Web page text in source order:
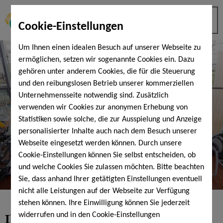
Cookie-Einstellungen
Um Ihnen einen idealen Besuch auf unserer Webseite zu
ermöglichen, setzen wir sogenannte Cookies ein. Dazu
gehören unter anderem Cookies, die für die Steuerung
und den reibungslosen Betrieb unserer kommerziellen
Unternehmensseite notwendig sind. Zusätzlich
verwenden wir Cookies zur anonymen Erhebung von
Statistiken sowie solche, die zur Ausspielung und Anzeige
personalisierter Inhalte auch nach dem Besuch unserer
Webseite eingesetzt werden können. Durch unsere
Cookie-Einstellungen können Sie selbst entscheiden, ob
und welche Cookies Sie zulassen möchten. Bitte beachten
Sie, dass anhand Ihrer getätigten Einstellungen eventuell
nicht alle Leistungen auf der Webseite zur Verfügung
stehen können. Ihre Einwilligung können Sie jederzeit
widerrufen und in den Cookie-Einstellungen
Ihr Fitnessclub in Bad Kissingen